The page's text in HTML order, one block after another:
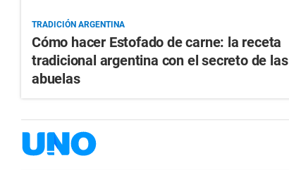
TRADICIÓN ARGENTINA
Cómo hacer Estofado de carne: la receta
tradicional argentina con el secreto de las
abuelas